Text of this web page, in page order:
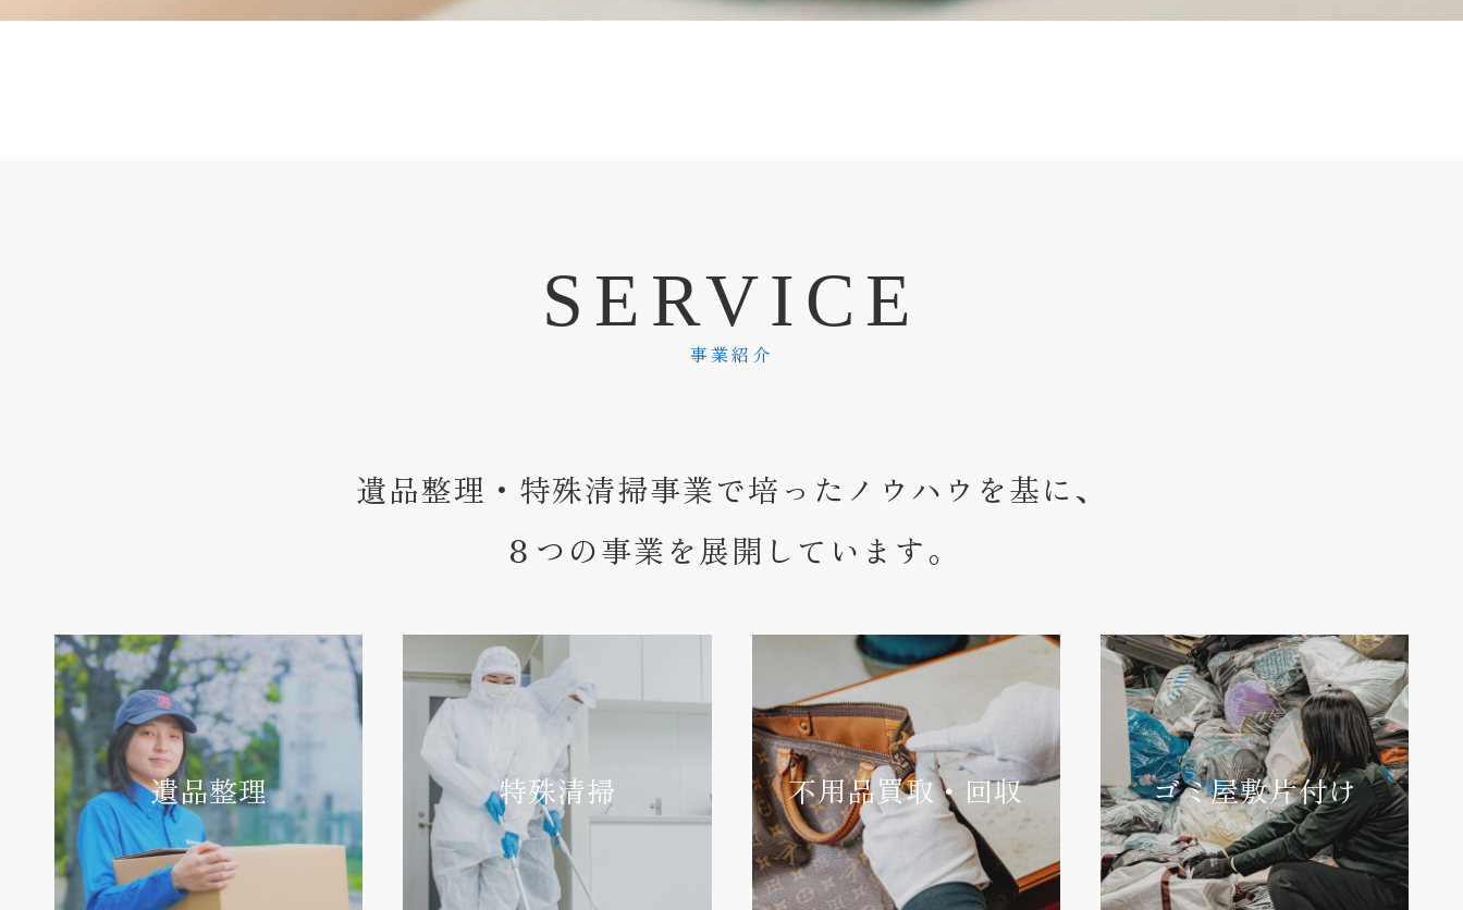
S E RVICE
事業紹介
遺品整理・特殊清掃事業で培ったノウハウを基に、
８つの事業を展開しています。
遺品整理 特殊清掃 不用品買取・回収 ゴミ屋敷片付け